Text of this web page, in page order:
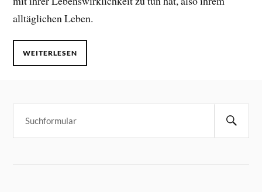
alltäglichen Leben.
WEITERLESEN